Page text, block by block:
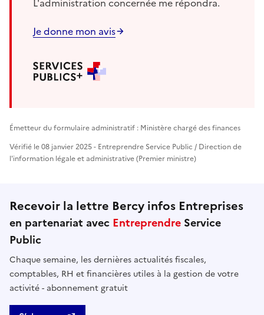
Je donne mon avis
Émetteur du formulaire administratif : Ministère chargé des finances
Vérifié le 08 janvier 2025 - Entreprendre Service Public / Direction de
l'information légale et administrative (Premier ministre)
Recevoir la lettre Bercy infos Entreprises
en partenariat avec Entreprendre Service
Public
Chaque semaine, les dernières actualités fiscales,
comptables, RH et financières utiles à la gestion de votre
activité - abonnement gratuit